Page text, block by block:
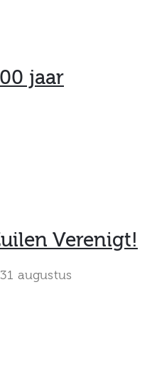
jaar
Verenigt!
31 augustus